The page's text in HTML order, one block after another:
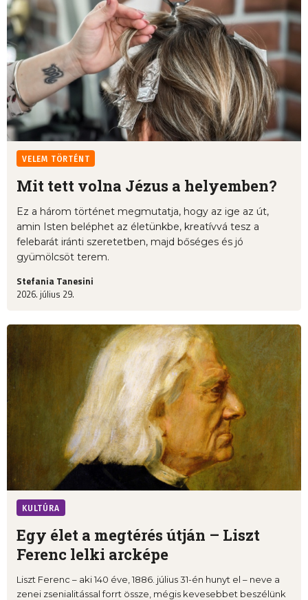
VELEM TÖRTÉNT
Mit tett volna Jézus a helyemben?
Ez a három történet megmutatja, hogy az ige az út,
amin Isten beléphet az életünkbe, kreatívvá tesz a
felebarát iránti szeretetben, majd bőséges és jó
gyümölcsöt terem.
Stefania Tanesini
2026. július 29.
KULTÚRA
Egy élet a megtérés útján – Liszt
Ferenc lelki arcképe
Liszt Ferenc – aki 140 éve, 1886. július 31-én hunyt el – neve a
zenei zsenialitással forrt össze, mégis kevesebbet beszélünk